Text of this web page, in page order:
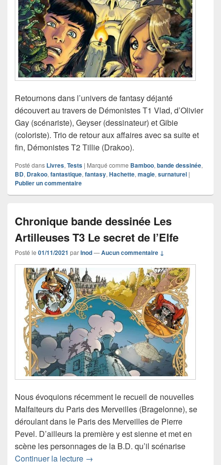
Retournons dans l’univers de fantasy déjanté
découvert au travers de Démonistes T1 Vlad, d’Olivier
Gay (scénariste), Geyser (dessinateur) et Gibie
(coloriste). Trio de retour aux affaires avec sa suite et
fin, Démonistes T2 Tillie (Drakoo).
Posté dans Livres, Tests | Marqué comme Bamboo, bande dessinée,
BD, Drakoo, fantastique, fantasy, Hachette, magie, surnaturel |
Publier un commentaire
Chronique bande dessinée Les
Artilleuses T3 Le secret de l’Elfe
Posté le 01/11/2021 parInod—Aucun commentaire ↓
Nous évoquions récemment le recueil de nouvelles
Malfaiteurs du Paris des Merveilles (Bragelonne), se
déroulant dans le Paris des Merveilles de Pierre
Pevel. D’ailleurs la première y est sienne et met en
scène les personnages de la B.D. qu’il scénarise
Continuer la lecture Chronique bande dessinée Les
→